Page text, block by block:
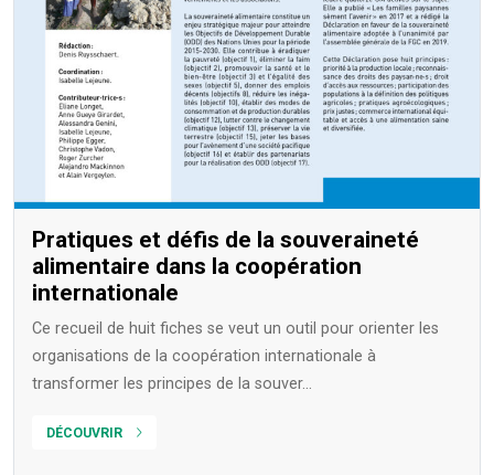
Pratiques et défis de la souveraineté
alimentaire dans la coopération
internationale
Ce recueil de huit fiches se veut un outil pour orienter les
organisations de la coopération internationale à
transformer les principes de la souver...
DÉCOUVRIR